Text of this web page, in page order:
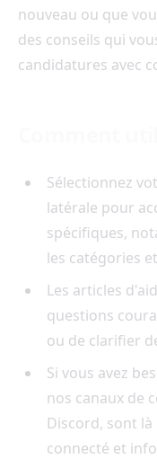
nouveau ou que
des conseils qui
candidatures avec
Sélectionnez
latérale pour
spécifiques,
les catégories
Les articles
questions
ou de clarifier
Si vous avez
nos canaux de
Discord, sont
connecté et